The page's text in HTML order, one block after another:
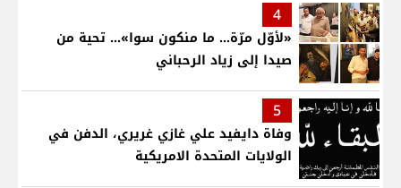
4
«لأوّل مرّة… ما منكون سوا»… تحية من
صيدا إلى زياد الرحباني
5
وفاة دايفيد علي غازي غريري، الدفن في
الولايات المتحدة الامريكية